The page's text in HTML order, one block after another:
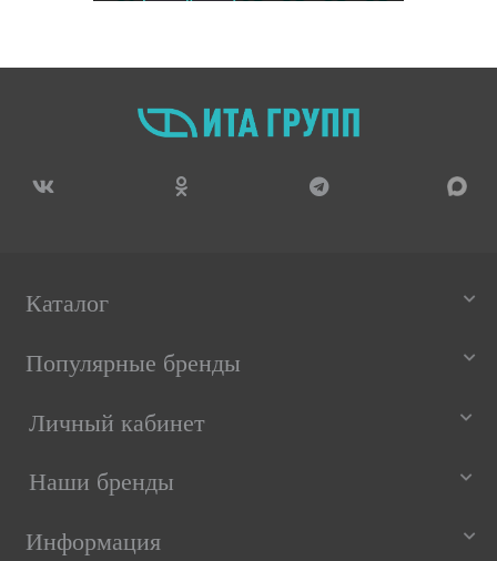
Каталог
Популярные бренды
Личный кабинет
Наши бренды
Информация